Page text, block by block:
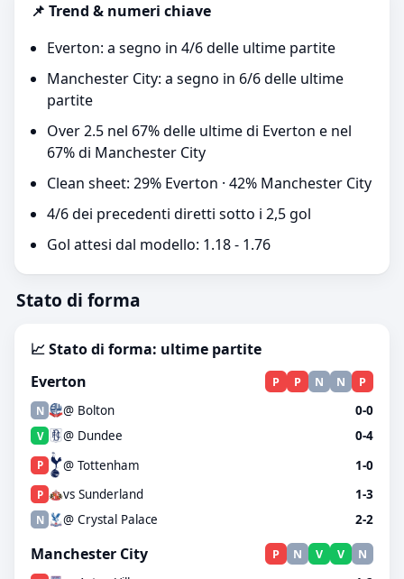
📌 Trend & numeri chiave
Everton: a segno in 4/6 delle ultime partite
Manchester City: a segno in 6/6 delle ultime
partite
Over 2.5 nel 67% delle ultime di Everton e nel
67% di Manchester City
Clean sheet: 29% Everton · 42% Manchester City
4/6 dei precedenti diretti sotto i 2,5 gol
Gol attesi dal modello: 1.18 - 1.76
Stato di forma
📈 Stato di forma: ultime partite
Everton
P P N N P
N @ Bolton 0-0
V @ Dundee 0-4
P @ Tottenham 1-0
P vs Sunderland 1-3
N @ Crystal Palace 2-2
Manchester City P N V V N